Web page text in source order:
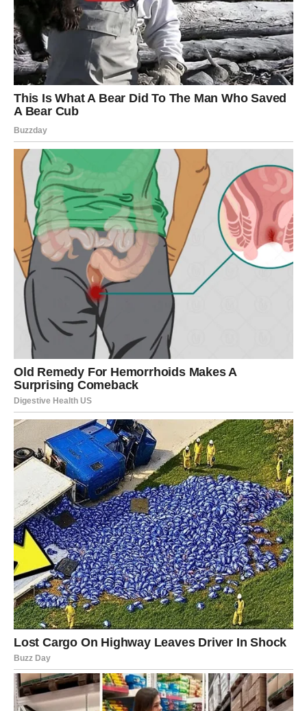
VAGA
Zvijezde vam donose veoma romantičan i sudbinski
period.
Ako ste slobodni, moguće je poznanstvo koje odmah
djeluje kao da ste tu osobu čekali cijeli život.
Srodna duša mijenja vašu budućnost
Pred vama su trenuci koje ćete dugo pamtiti.
ŠKORPIJA
Pred vama je veoma snažna i strastvena ljubavna priča.
Jedna osoba ulazi u vaš život onda kada ste skoro izgubili
vjeru u pravu ljubav.
Sudbina vam šalje emocije koje mijenjaju
sve
Pred vama su veoma intenzivni trenuci.
STRIJELAC
Nova energija donosi vam spontane susrete i mnogo
pozitivnih emocija.